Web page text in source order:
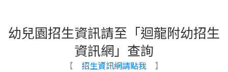
幼兒園招生資訊請至「迴龍附幼招生
資訊網」查詢
【 招生資訊網請點我 】